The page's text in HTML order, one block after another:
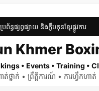
ព្វផ្សាយ និងក្លឹបគុនខ្មែរផ្លូវការ
Khmer
• Events • Training •
ថ្នាក់ • ព្រឹត្តិការណ៍ • ការហ្វឹកហ